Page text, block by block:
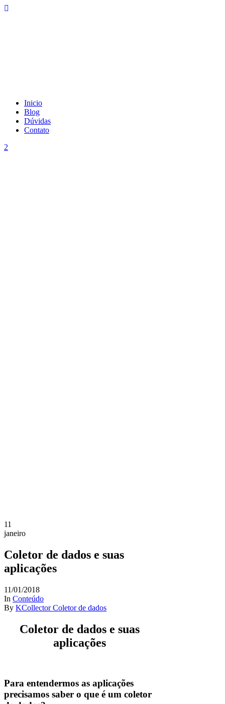
Inicio
Blog
Dúvidas
Contato
11
janeiro
Coletor de dados e suas
aplicações
11/01/2018
In Conteúdo
By KCollector Coletor de dados
Coletor de dados e suas
aplicações
Para entendermos as aplicações
precisamos saber o que é um coletor